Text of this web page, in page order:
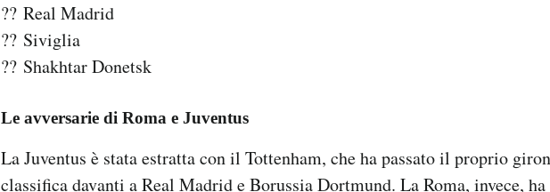
?? Real Madrid
?? Siviglia
?? Shakhtar Donetsk
Le avversarie di Roma e Juventus
La Juventus è stata estratta con il Tottenham, che ha passato il proprio
classifica davanti a Real Madrid e Borussia Dortmund. La Roma, invece,